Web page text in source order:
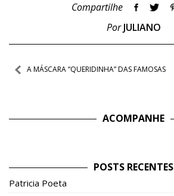
Compartilhe
PorJULIANO
Navegação
A MÁSCARA “QUERIDINHA” DAS FAMOSAS
ACOMPANHE
POSTS RECENTES
Patricia Poeta